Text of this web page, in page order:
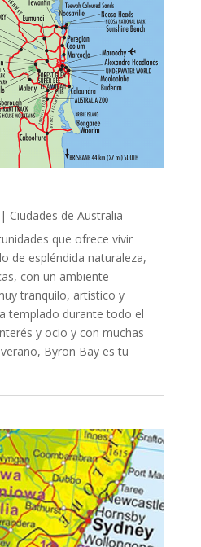
Ciudades de Australia
que ofrece vivir
de espléndida naturaleza,
con un ambiente
tranquilo, artístico y
templado durante todo el
y ocio y con muchas
Byron Bay es tu